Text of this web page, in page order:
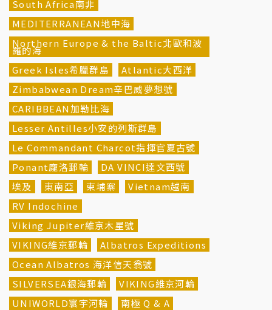
South Africa南非
MEDITERRANEAN地中海
Northern Europe & the Baltic北歐和波
羅的海
Greek Isles希臘群島
Atlantic大西洋
Zimbabwean Dream辛巴威夢想號
CARIBBEAN加勒比海
Lesser Antilles小安的列斯群島
Le Commandant Charcot指揮官夏古號
Ponant龐洛郵輪
DA VINCI達文西號
埃及
東南亞 柬埔寨
Vietnam越南
RV Indochine
Viking Jupiter維京木星號
VIKING維京郵輪
Albatros Expeditions
Ocean Albatros 海洋信天翁號
SILVERSEA銀海郵輪
VIKING維京河輪
UNIWORLD寰宇河輪
南極 Q & A